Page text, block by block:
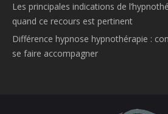
Les principales indications de
quand ce recours est pertinent
Différence hypnose hypnothérapie :
se faire accompagner